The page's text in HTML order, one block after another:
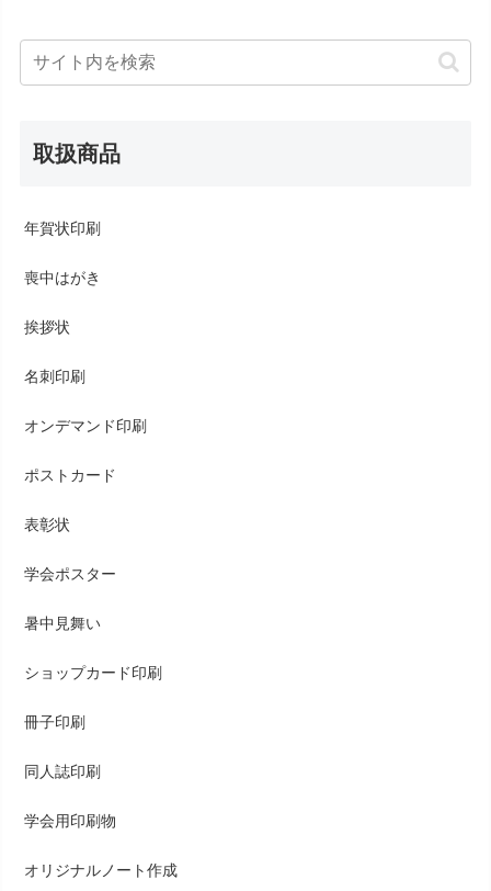
取扱商品
年賀状印刷
喪中はがき
挨拶状
名刺印刷
オンデマンド印刷
ポストカード
表彰状
学会ポスター
暑中見舞い
ショップカード印刷
冊子印刷
同人誌印刷
学会用印刷物
オリジナルノート作成